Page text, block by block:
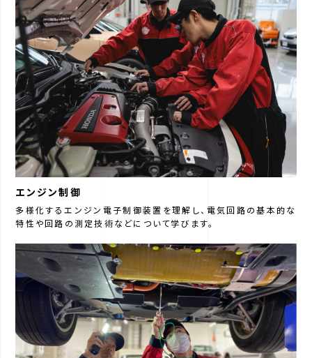
エンジン制御
多様化するエンジン電子制御装置を理解し、電気回路の基本的な
特性や回路の測定技術などについて学びます。